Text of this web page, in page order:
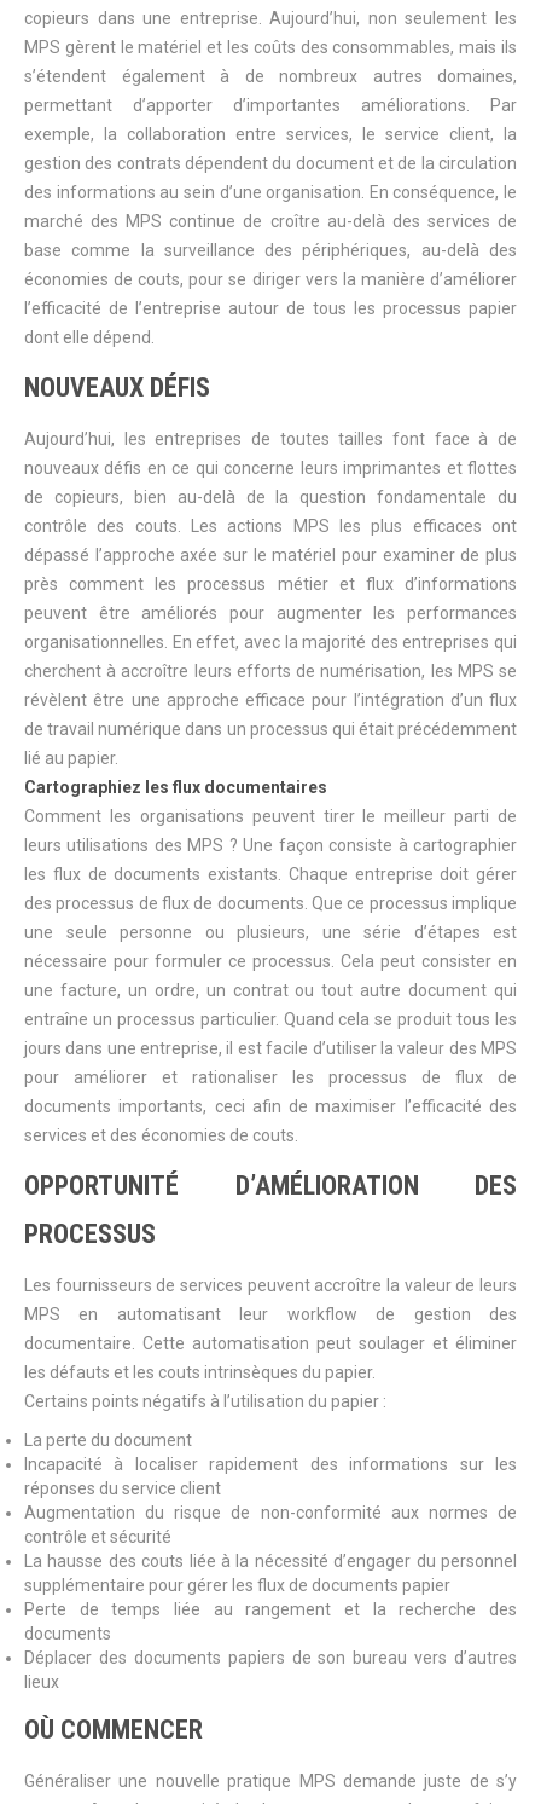
copieurs dans une entreprise. Aujourd’hui, non seulement les
MPS gèrent le matériel et les coûts des consommables, mais ils
s’étendent également à de nombreux autres domaines,
permettant d’apporter d’importantes améliorations. Par
exemple, la collaboration entre services, le service client, la
gestion des contrats dépendent du document et de la circulation
des informations au sein d’une organisation. En conséquence, le
marché des MPS continue de croître au-delà des services de
base comme la surveillance des périphériques, au-delà des
économies de couts, pour se diriger vers la manière d’améliorer
l’efficacité de l’entreprise autour de tous les processus papier
dont elle dépend.
NOUVEAUX DÉFIS
Aujourd’hui, les entreprises de toutes tailles font face à de
nouveaux défis en ce qui concerne leurs imprimantes et flottes
de copieurs, bien au-delà de la question fondamentale du
contrôle des couts. Les actions MPS les plus efficaces ont
dépassé l’approche axée sur le matériel pour examiner de plus
près comment les processus métier et flux d’informations
peuvent être améliorés pour augmenter les performances
organisationnelles. En effet, avec la majorité des entreprises qui
cherchent à accroître leurs efforts de numérisation, les MPS se
révèlent être une approche efficace pour l’intégration d’un flux
de travail numérique dans un processus qui était précédemment
lié au papier.
Cartographiez les flux documentaires
Comment les organisations peuvent tirer le meilleur parti de
leurs utilisations des MPS ? Une façon consiste à cartographier
les flux de documents existants. Chaque entreprise doit gérer
des processus de flux de documents. Que ce processus implique
une seule personne ou plusieurs, une série d’étapes est
nécessaire pour formuler ce processus. Cela peut consister en
une facture, un ordre, un contrat ou tout autre document qui
entraîne un processus particulier. Quand cela se produit tous les
jours dans une entreprise, il est facile d’utiliser la valeur des MPS
pour améliorer et rationaliser les processus de flux de
documents importants, ceci afin de maximiser l’efficacité des
services et des économies de couts.
OPPORTUNITÉ D’AMÉLIORATION DES
PROCESSUS
Les fournisseurs de services peuvent accroître la valeur de leurs
MPS en automatisant leur workflow de gestion des
documentaire. Cette automatisation peut soulager et éliminer
les défauts et les couts intrinsèques du papier.
Certains points négatifs à l’utilisation du papier :
La perte du document
Incapacité à localiser rapidement des informations sur les
réponses du service client
Augmentation du risque de non-conformité aux normes de
contrôle et sécurité
La hausse des couts liée à la nécessité d’engager du personnel
supplémentaire pour gérer les flux de documents papier
Perte de temps liée au rangement et la recherche des
documents
Déplacer des documents papiers de son bureau vers d’autres
lieux
OÙ COMMENCER
Généraliser une nouvelle pratique MPS demande juste de s’y